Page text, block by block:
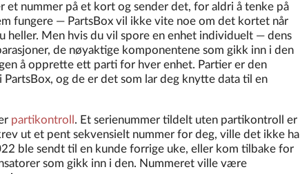
et nummer på et kort og sender det, for aldri å tenke på
fungere — PartsBox vil ikke vite noe om det kortet når
Men hvis du vil spore en enhet individuelt — dens
de nøyaktige komponentene som gikk inn i den
å opprette ett parti for hver enhet. Partier er den
og de er det som lar deg knytte data til en
partikontroll . Et serienummer tildelt uten partikontroll er
ut et pent sekvensielt nummer for deg, ville det ikke ha
ble sendt til en kunde forrige uke, eller kom tilbake for
som gikk inn i den. Nummeret ville være